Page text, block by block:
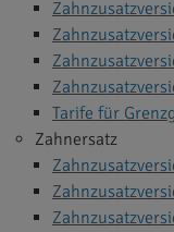
Tarife für
Zahnersatz